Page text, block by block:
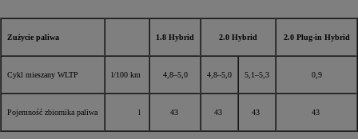
Zużycie paliwa 1.8 Hybrid 2.0 Hybrid 2.0 Plug-in Hybrid
Cykl mieszany WLTP l/100 km 4,8–5,0 4,8–5,0 5,1–5,3 0,9
Pojemność zbiornika paliwa l 43 43 43 43